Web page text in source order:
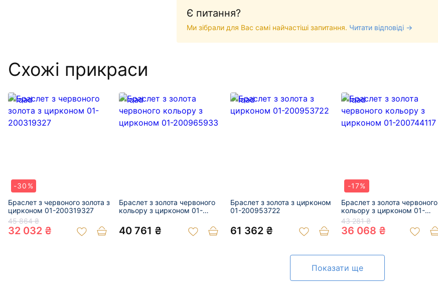
Є питання?
Ми зібрали для Вас самі найчастіші запитання. Читати відповіді →
Схожі прикраси
-30%
Браслет з червоного золота з
цирконом 01-200319327
45 864 ₴
32 032 ₴
Браслет з золота червоного
кольору з цирконом 01-
40 761 ₴
Браслет з золота з цирконом
01-200953722
61 362 ₴
-17%
Браслет з золота червоного
кольору з цирконом 01-
200744117
43 281 ₴
36 068 ₴
Показати ще